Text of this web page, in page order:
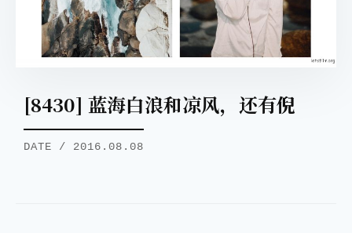
[8430] 蓝海白浪和凉风，还有倪
DATE / 2016.08.08